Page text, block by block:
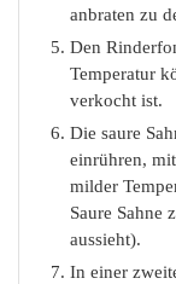
anbraten zu
Den
Temperatur
verkocht ist.
Die saure
einrühren,
milder
Saure Sahne
aussieht).
In einer